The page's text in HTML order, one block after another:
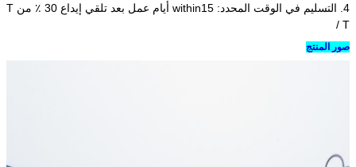
4. التسليم في الوقت المحدد: within15 أيام عمل بعد تلقي إيداع 30 ٪ من T
/ T
صور المنتج